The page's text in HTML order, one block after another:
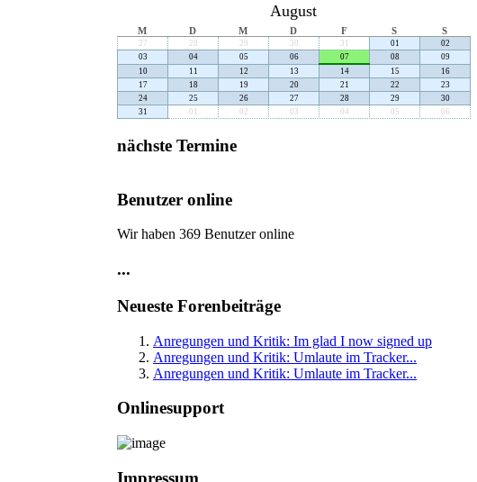
August
M D M D F S S
27 28 29 30 31 01
02
03
04 05 06 07 08
09
10
11 12 13 14 15
16
17
18 19 20 21 22
23
24
25 26 27 28 29
30
31
01 02 03 04 05 06
nächste Termine
Benutzer online
Wir haben 369 Benutzer online
...
Neueste Forenbeiträge
Anregungen und Kritik: Im glad I now signed up
Anregungen und Kritik: Umlaute im Tracker...
Anregungen und Kritik: Umlaute im Tracker...
Onlinesupport
Impressum